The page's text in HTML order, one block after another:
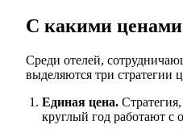
С какими ценами
Среди отелей,
выделяются три стратегии
Единая цена.
круглый год работают с